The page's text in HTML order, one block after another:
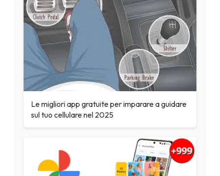
Le migliori app gratuite per imparare a guidare
sul tuo cellulare nel 2025